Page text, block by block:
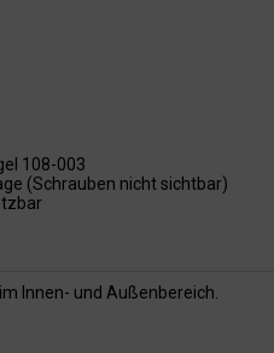
108-003
(Schrauben nicht sichtbar)
Innen- und Außenbereich.